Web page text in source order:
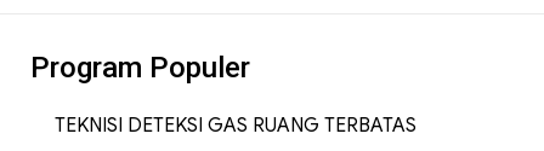
Program Populer
TEKNISI DETEKSI GAS RUANG TERBATAS